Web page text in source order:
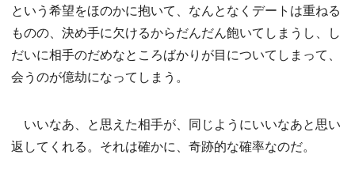
という希望をほのかに抱いて、なんとなくデートは重ねる
ものの、決め手に欠けるからだんだん飽いてしまうし、し
だいに相手のだめなところばかりが目についてしまって、
会うのが億劫になってしまう。
いいなあ、と思えた相手が、同じようにいいなあと思い
返してくれる。それは確かに、奇跡的な確率なのだ。